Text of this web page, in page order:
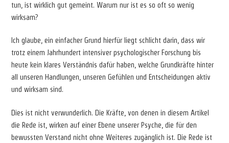
tun, ist wirklich gut gemeint. Warum nur ist es so oft so wenig
wirksam?
Ich glaube, ein einfacher Grund hierfür liegt schlicht darin, dass wir
trotz einem Jahrhundert intensiver psychologischer Forschung bis
heute kein klares Verständnis dafür haben, welche Grundkräfte hinter
all unseren Handlungen, unseren Gefühlen und Entscheidungen aktiv
und wirksam sind.
Dies ist nicht verwunderlich. Die Kräfte, von denen in diesem Artikel
die Rede ist, wirken auf einer Ebene unserer Psyche, die für den
bewussten Verstand nicht ohne Weiteres zugänglich ist. Die Rede ist